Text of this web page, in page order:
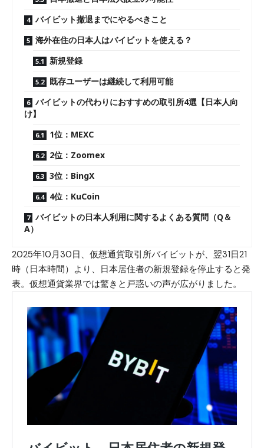
バイビット撤退までにやるべきこと
海外在住の日本人はバイビットを使える？
新規登録
既存ユーザーは継続して利用可能
バイビットの代わりにおすすめの取引所4選【日本人向
け】
1位：MEXC
2位：Zoomex
3位：BingX
4位：KuCoin
バイビットの日本人利用に関するよくある質問（Q＆
A）
2025年10月30日、仮想通貨取引所バイビットが、翌31日21
時（日本時間）より、日本居住者の新規登録を停止すると発
表。仮想通貨業界では驚きと戸惑いの声が広がりました。